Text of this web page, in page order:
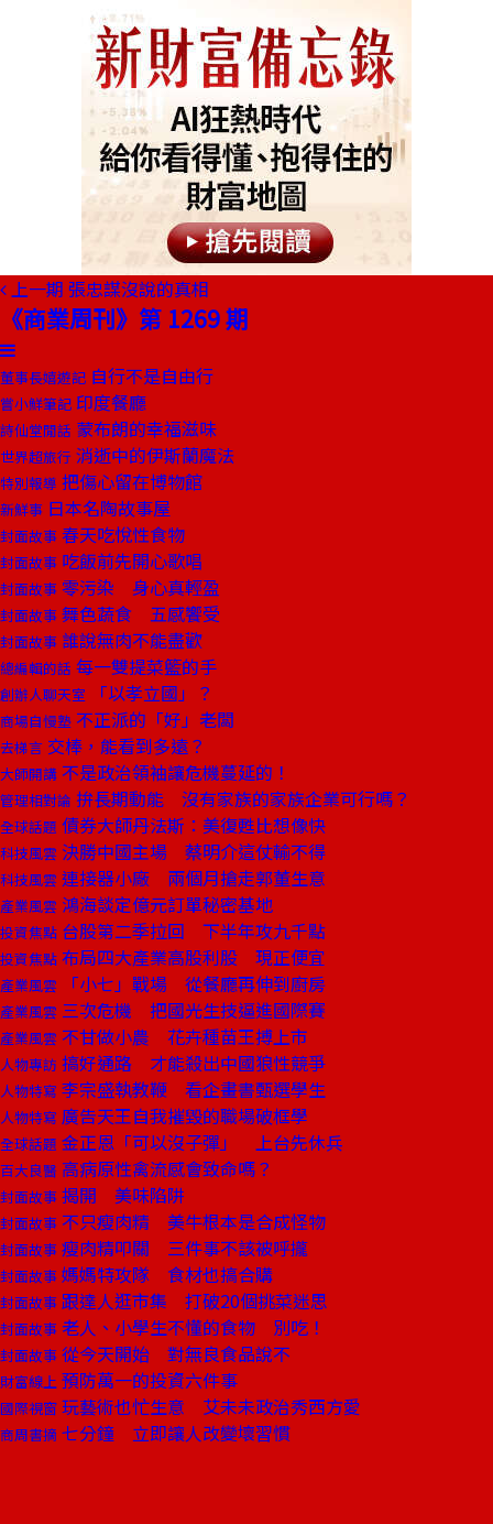
上一期 張忠謀沒說的真相
《商業周刊》第 1269 期
董事長嬉遊記 自行不是自由行
嘗小鮮筆記 印度餐廳
詩仙堂閒話 蒙布朗的幸福滋味
世界超旅行 消逝中的伊斯蘭魔法
特別報導 把傷心留在博物館
新鮮事 日本名陶故事屋
封面故事 春天吃悅性食物
封面故事 吃飯前先開心歌唱
封面故事 零污染 身心真輕盈
封面故事 舞色蔬食 五感饗受
封面故事 誰說無肉不能盡歡
總編輯的話 每一雙提菜籃的手
創辦人聊天室 「以孝立國」？
商場自慢塾 不正派的「好」老闆
去梯言 交棒，能看到多遠？
大師開講 不是政治領袖讓危機蔓延的！
管理相對論 拚長期動能 沒有家族的家族企業可行嗎？
全球話題 債券大師丹法斯：美復甦比想像快
科技風雲 決勝中國主場 蔡明介這仗輸不得
科技風雲 連接器小廠 兩個月搶走郭董生意
產業風雲 鴻海談定億元訂單秘密基地
投資焦點 台股第二季拉回 下半年攻九千點
投資焦點 布局四大產業高股利股 現正便宜
產業風雲 「小七」戰場 從餐廳再伸到廚房
產業風雲 三次危機 把國光生技逼進國際賽
產業風雲 不甘做小農 花卉種苗王搏上市
人物專訪 搞好通路 才能殺出中國狼性競爭
人物特寫 李宗盛執教鞭 看企畫書甄選學生
人物特寫 廣告天王自我摧毀的職場破框學
全球話題 金正恩「可以沒子彈」 上台先休兵
百大良醫 高病原性禽流感會致命嗎？
封面故事 揭開 美味陷阱
封面故事 不只瘦肉精 美牛根本是合成怪物
封面故事 瘦肉精叩關 三件事不該被呼攏
封面故事 媽媽特攻隊 食材也搞合購
封面故事 跟達人逛市集 打破20個挑菜迷思
封面故事 老人、小學生不懂的食物 別吃！
封面故事 從今天開始 對無良食品說不
財富線上 預防萬一的投資六件事
國際視窗 玩藝術也忙生意 艾未未政治秀西方愛
商周書摘 七分鐘 立即讓人改變壞習慣